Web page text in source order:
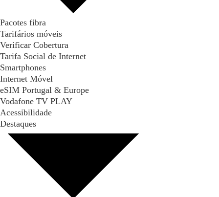
Pacotes fibra
Tarifários móveis
Verificar Cobertura
Tarifa Social de Internet
Smartphones
Internet Móvel
eSIM Portugal & Europe
Vodafone TV PLAY
Acessibilidade
Destaques